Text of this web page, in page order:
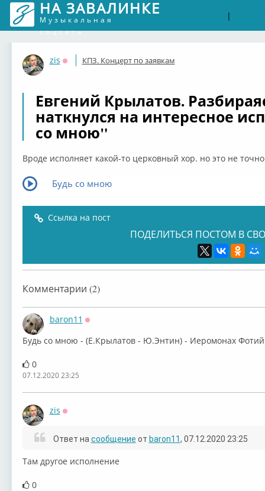
НА ЗАВАЛИНКЕ
Музыкальная
соцсеть
|
zis
Оффлайн
КПЗ. Концерт по заявкам
Евгений Крылатов.
наткнулся на интересное
со мною"
Вроде исполняет какой-то церковный хор. но это не точно
Будь со мною
Ссылка на пост
ПОДЕЛИТЬСЯ ПОСТОМ В
Комментарии (2)
baron11
⁣Будь со мною - (Е.Крылатов - Ю.Энтин) - Иеромонах
0
07.12.2020 23:25
zis
Ответ на сообщение от baron11, 07.12.2020 23:25
Там другое исполнение
0